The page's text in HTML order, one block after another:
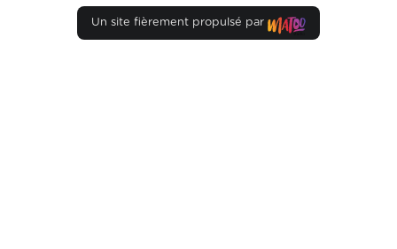
Un site fièrement propulsé par